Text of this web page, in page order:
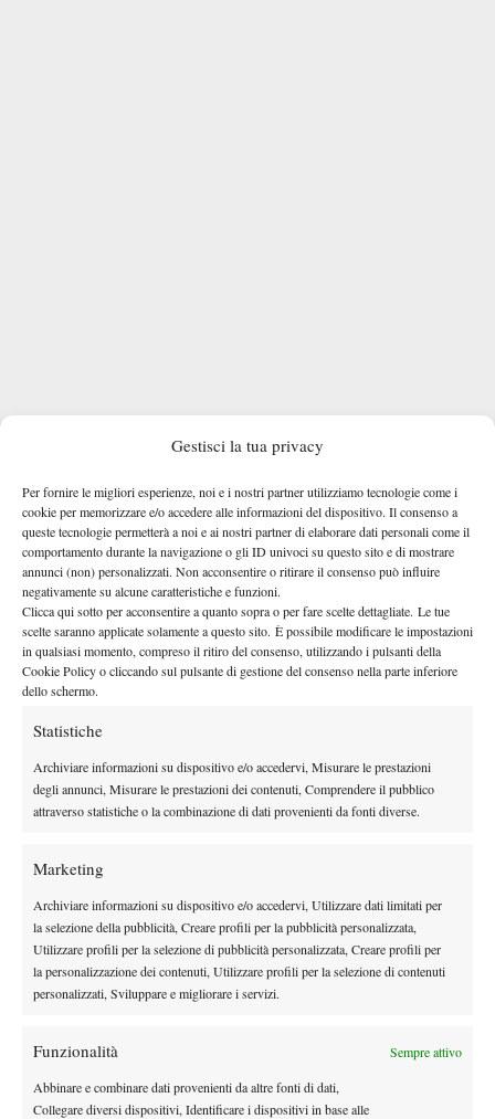
Gestisci la tua privacy
Per fornire le migliori esperienze, noi e i nostri partner utilizziamo tecnologie come i
cookie per memorizzare e/o accedere alle informazioni del dispositivo. Il consenso a
queste tecnologie permetterà a noi e ai nostri partner di elaborare dati personali come il
comportamento durante la navigazione o gli ID univoci su questo sito e di mostrare
annunci (non) personalizzati. Non acconsentire o ritirare il consenso può influire
negativamente su alcune caratteristiche e funzioni.
Clicca qui sotto per acconsentire a quanto sopra o per fare scelte dettagliate. Le tue
scelte saranno applicate solamente a questo sito. È possibile modificare le impostazioni
in qualsiasi momento, compreso il ritiro del consenso, utilizzando i pulsanti della
Cookie Policy o cliccando sul pulsante di gestione del consenso nella parte inferiore
dello schermo.
Statistiche
Archiviare informazioni su dispositivo e/o accedervi, Misurare le prestazioni
degli annunci, Misurare le prestazioni dei contenuti, Comprendere il pubblico
attraverso statistiche o la combinazione di dati provenienti da fonti diverse.
Marketing
Archiviare informazioni su dispositivo e/o accedervi, Utilizzare dati limitati per
la selezione della pubblicità, Creare profili per la pubblicità personalizzata,
Utilizzare profili per la selezione di pubblicità personalizzata, Creare profili per
la personalizzazione dei contenuti, Utilizzare profili per la selezione di contenuti
personalizzati, Sviluppare e migliorare i servizi.
Funzionalità Sempre attivo
Abbinare e combinare dati provenienti da altre fonti di dati,
Collegare diversi dispositivi, Identificare i dispositivi in base alle
DI TENDENZA
News
Masters 1000 Cincinnati 2026: forfait di
Tennis in TV
Masters 1000 Cincinnati 2026: a che ora e
dove vedere il sorteggio del tabellone
Rusedski sul futuro di Alcaraz: “Non
più nel 2026”